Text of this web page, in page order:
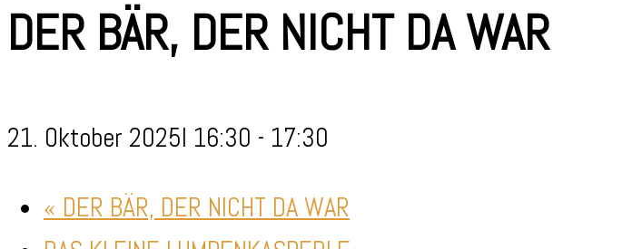
DER BÄR, DER NICHT DA WAR
21. Oktober 2025I 16:30 - 17:30
« DER BÄR, DER NICHT DA WAR